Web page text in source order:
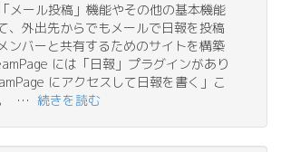
メール投稿」機能やその他の基本機能
、外出先からでもメールで日報を投稿
ンバーと共有するためのサイトを構築
には「日報」プラグインがあり
にアクセスして日報を書く」こ
。 … 続きを読む